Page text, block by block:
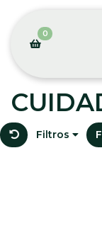
0
Filtros